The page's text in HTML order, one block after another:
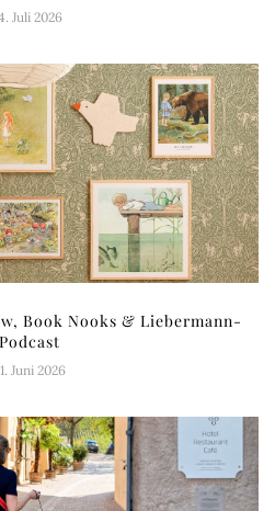
Juli 2026
Book Nooks & Liebermann-
Podcast
Juni 2026